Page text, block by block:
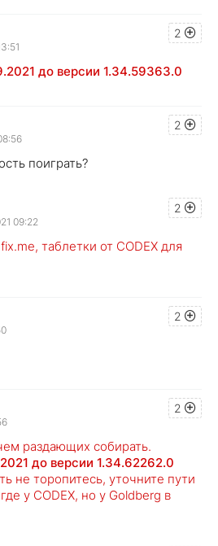
2
до версии 1.34.59363.0
2
поиграть?
2
09:22
таблетки от CODEX для
2
2
раздающих собирать.
до версии 1.34.62262.0
не торопитесь, уточните пути
у CODEX, но у Goldberg в